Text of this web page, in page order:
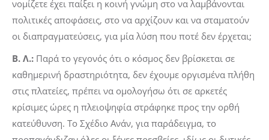
νομίζετε έχει παίξει η κοινή γνώμη στο να λαμβάνονται
πολιτικές αποφάσεις, στο να αρχίζουν και να σταματούν
οι διαπραγματεύσεις, για μία λύση που ποτέ δεν έρχεται;
Β. Λ.: Παρά το γεγονός ότι ο κόσμος δεν βρίσκεται σε
καθημερινή δραστηριότητα, δεν έχουμε οργισμένα πλήθη
στις πλατείες, πρέπει να ομολογήσω ότι σε αρκετές
κρίσιμες ώρες η πλειοψηφία στράφηκε προς την ορθή
κατεύθυνση. Το Σχέδιο Ανάν, για παράδειγμα, το